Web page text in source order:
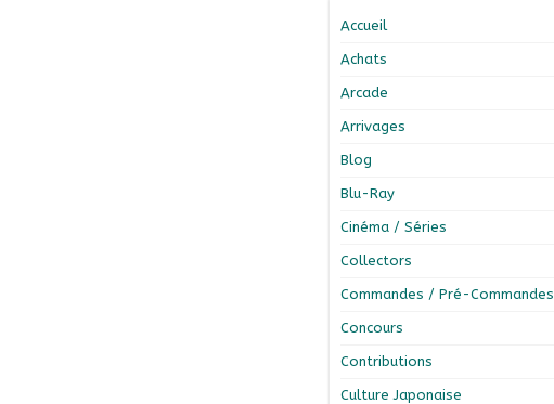
Accueil
Achats
Arcade
Arrivages
Blog
Blu-Ray
Cinéma / Séries
Collectors
Commandes / Pré-Commandes
Concours
Contributions
Culture Japonaise